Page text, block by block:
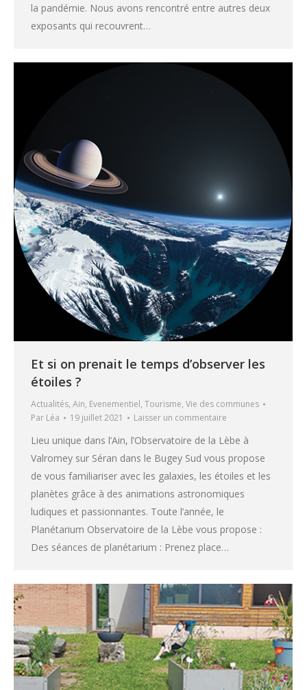
la pandémie. Nous avons rencontré entre autres deux
exposants qui recouvrent…
Et si on prenait le temps d’observer les
étoiles ?
Actualités, Ain, Evenementiel, Tourisme, Vie des communes
Par Léa 19 juillet 2021 Laisser un commentaire
Lieu unique dans l’Ain, l’Observatoire de la Lèbe à
Valromey sur Séran dans le Bugey Sud vous propose
de vous familiariser avec les galaxies, les étoiles et les
planètes grâce à des animations astronomiques
ludiques et passionnantes. Toute l’année, le
Planétarium Observatoire de la Lèbe vous propose :
Des séances de planétarium : Prenez place…